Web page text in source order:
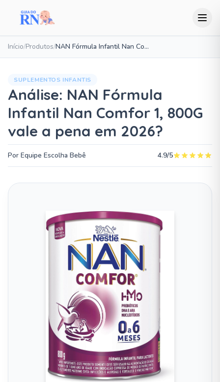
Início/Produtos/ NAN Fórmula Infantil Nan Comfor 1, 800G
SUPLEMENTOS INFANTIS
Análise: NAN Fórmula
Infantil Nan Comfor 1, 800G
vale a pena em 2026?
Por Equipe Escolha Bebê 4.9/5